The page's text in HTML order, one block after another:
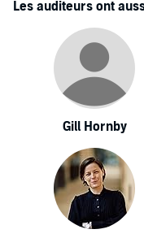
Les auditeurs ont
Gill Hornby